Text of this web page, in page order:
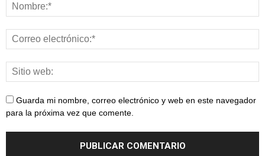
Guarda mi nombre, correo electrónico y web en este navegador
para la próxima vez que comente.